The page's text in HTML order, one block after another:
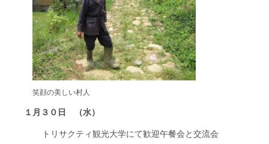
笑顔の美しい村人
１月３０日 （水）
トリサクティ観光大学にて歓迎午餐会と交流会